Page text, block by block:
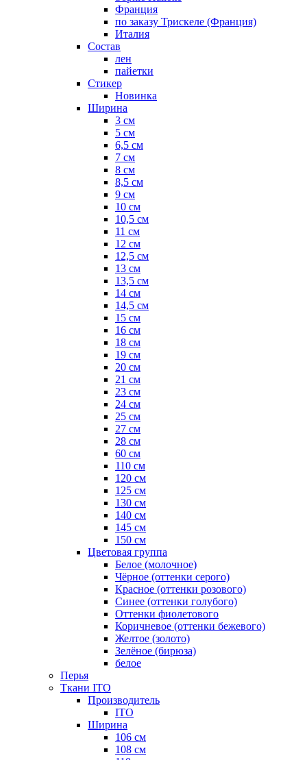
Франция
по заказу Трискеле (Франция)
Италия
Состав
лен
пайетки
Стикер
Новинка
Ширина
3 см
5 см
6,5 см
7 см
8 см
8,5 см
9 см
10 см
10,5 см
11 см
12 см
12,5 см
13 см
13,5 см
14 см
14,5 см
15 см
16 см
18 см
19 см
20 см
21 см
23 см
24 см
25 см
27 см
28 см
60 см
110 см
120 см
125 см
130 см
140 см
145 см
150 см
Цветовая группа
Белое (молочное)
Чёрное (оттенки серого)
Красное (оттенки розового)
Синее (оттенки голубого)
Оттенки фиолетового
Коричневое (оттенки бежевого)
Желтое (золото)
Зелёное (бирюза)
белое
Перья
Ткани ITO
Производитель
ITO
Ширина
106 см
108 см